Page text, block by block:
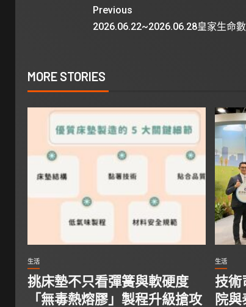
Previous
2026.06.22~2026.06.28皇家生命
MORE STORIES
生活
挑床墊不只看彈簧與軟硬度
「無毒熱熔膠」製程升級搶攻
生活
技術
院與